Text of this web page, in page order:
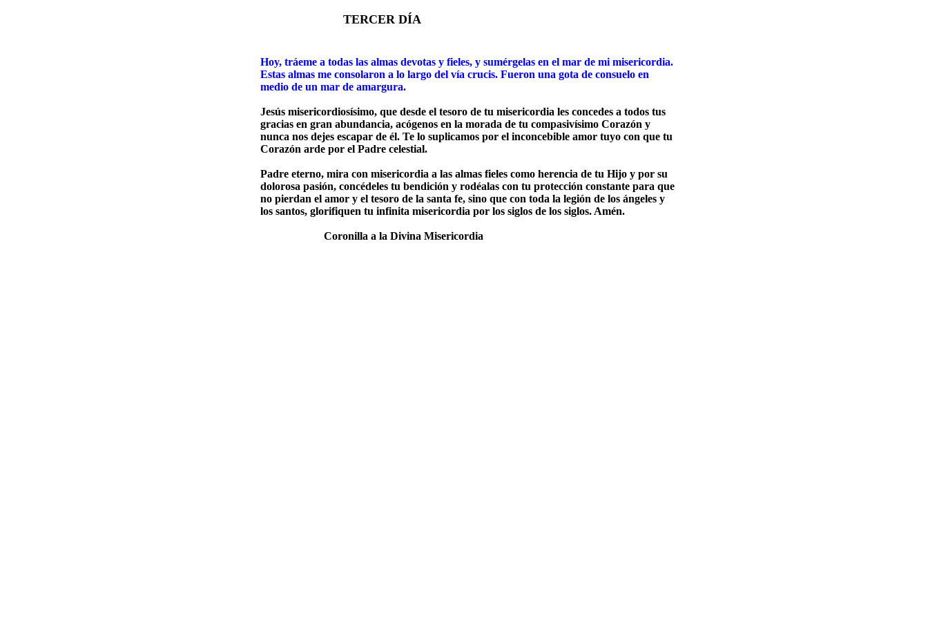
TERCER DÍA
Hoy, tráeme a todas las almas devotas y fieles, y sumérgelas en el mar de mi misericordia.
Estas almas me consolaron a lo largo del vía crucis. Fueron una gota de consuelo en
medio de un mar de amargura.
Jesús misericordiosísimo, que desde el tesoro de tu misericordia les concedes a todos tus
gracias en gran abundancia, acógenos en la morada de tu compasivísimo Corazón y
nunca nos dejes escapar de él. Te lo suplicamos por el inconcebible amor tuyo con que tu
Corazón arde por el Padre celestial.
Padre eterno, mira con misericordia a las almas fieles como herencia de tu Hijo y por su
dolorosa pasión, concédeles tu bendición y rodéalas con tu protección constante para que
no pierdan el amor y el tesoro de la santa fe, sino que con toda la legión de los ángeles y
los santos, glorifiquen tu infinita misericordia por los siglos de los siglos. Amén.
Coronilla a la Divina Misericordia